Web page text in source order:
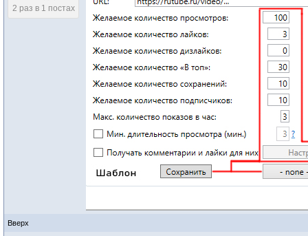
2 раз в 1 постах
Вверх